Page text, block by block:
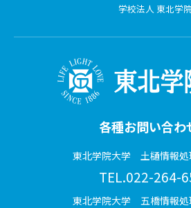
学校法人 東北学院
各種お問い合わ
東北学院大学 土樋情報処
TEL.022-264-
東北学院大学 五橋情報処